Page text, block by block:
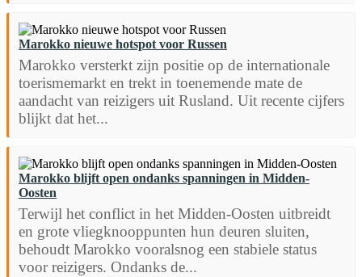
Marokko nieuwe hotspot voor Russen
Marokko versterkt zijn positie op de internationale
toerismemarkt en trekt in toenemende mate de
aandacht van reizigers uit Rusland. Uit recente cijfers
blijkt dat het...
Marokko blijft open ondanks spanningen in Midden-
Oosten
Terwijl het conflict in het Midden-Oosten uitbreidt
en grote vliegknooppunten hun deuren sluiten,
behoudt Marokko vooralsnog een stabiele status
voor reizigers. Ondanks de...